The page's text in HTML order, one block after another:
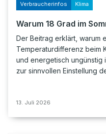
Verbraucherinfos Klima
Warum 18 Grad im
Der Beitrag erklärt, warum
Temperaturdifferenz beim
und energetisch
zur sinnvollen Einstellung
13. Juli 2026